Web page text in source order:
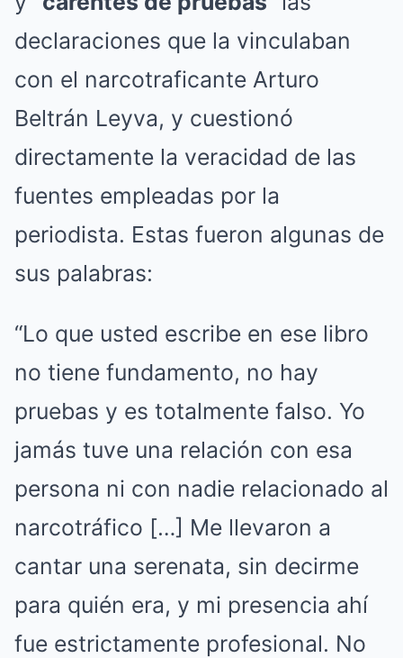
declaraciones que la vinculaban
con el narcotraficante Arturo
Beltrán Leyva, y cuestionó
directamente la veracidad de las
fuentes empleadas por la
periodista. Estas fueron algunas de
sus palabras:
“Lo que usted escribe en ese libro
no tiene fundamento, no hay
pruebas y es totalmente falso. Yo
jamás tuve una relación con esa
persona ni con nadie relacionado al
narcotráfico […] Me llevaron a
cantar una serenata, sin decirme
para quién era, y mi presencia ahí
fue estrictamente profesional. No